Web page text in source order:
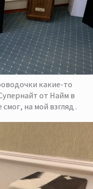
какие-то
от Найм в
на мой взгляд .